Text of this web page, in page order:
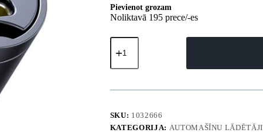
Pievienot grozam
Noliktavā 195 prece/-es
USB-
C
automašīnas
-
melns
daudzums
SKU: 1032666
KATEGORIJA: AUTOMAŠĪNU LĀDĒTĀJI